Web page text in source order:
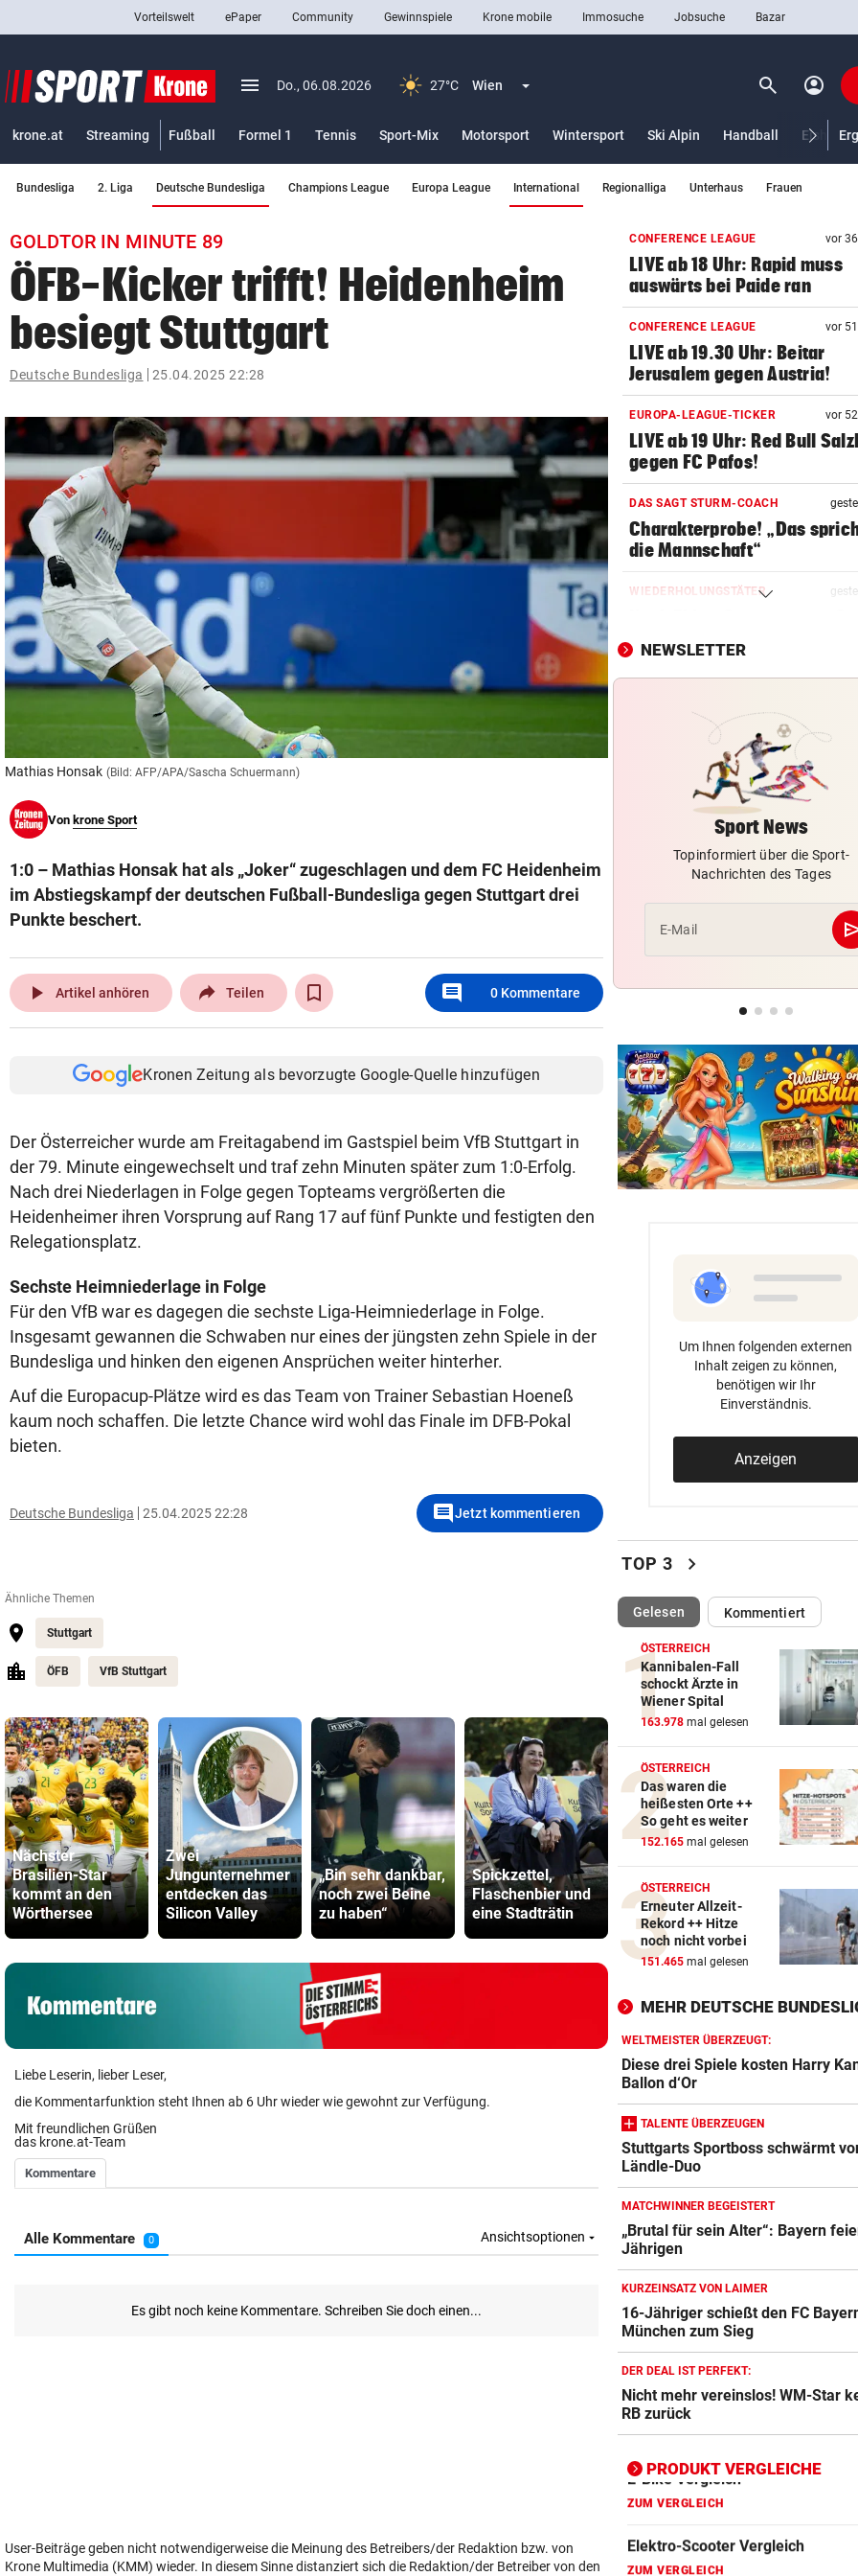
closeSchließen
Abonnieren
bookmark
search
Suchbegriff
eingeben
© Krone Multimedia GmbH & Co KG 2026
Muthgasse 2, 1190 Wien
Vorteilswelt ePaper Community Gewinnspiele Krone mobile Immosuche Jobsuche Bazar
menu Menü aufklappen
Do., 06.08.2026 27°C Wien Menü aufklappen search Suchen
account_circle
krone.at Streaming Fußball Formel 1 Tennis Sport-Mix Motorsport Wintersport Ski Alpin Handball
Bundesliga 2. Liga Deutsche Bundesliga Champions League Europa League International Regionalliga Unterhaus Frauen
GOLDTOR IN MINUTE 89
ÖFB-Kicker trifft! Heidenheim
besiegt Stuttgart
Deutsche Bundesliga 25.04.2025 22:28
Mathias Honsak (Bild: AFP/APA/Sascha Schuermann)
Von krone Sport
1:0 – Mathias Honsak hat als „Joker“ zugeschlagen und dem FC Heidenheim
im Abstiegskampf der deutschen Fußball-Bundesliga gegen Stuttgart drei
Punkte beschert.
play_arrow Artikel anhören Teilen comment 0 Kommentare
Kronen Zeitung als bevorzugte Google-Quelle hinzufügen
Der Österreicher wurde am Freitagabend im Gastspiel beim VfB Stuttgart in
der 79. Minute eingewechselt und traf zehn Minuten später zum 1:0-Erfolg.
Nach drei Niederlagen in Folge gegen Topteams vergrößerten die
Heidenheimer ihren Vorsprung auf Rang 17 auf fünf Punkte und festigten den
Relegationsplatz.
Sechste Heimniederlage in Folge
Für den VfB war es dagegen die sechste Liga-Heimniederlage in Folge.
Insgesamt gewannen die Schwaben nur eines der jüngsten zehn Spiele in der
Bundesliga und hinken den eigenen Ansprüchen weiter hinterher.
Auf die Europacup-Plätze wird es das Team von Trainer Sebastian Hoeneß
kaum noch schaffen. Die letzte Chance wird wohl das Finale im DFB-Pokal
bieten.
Deutsche Bundesliga 25.04.2025 22:28 commentJetzt kommentieren
Ähnliche Themen
Stuttgart
ÖFB VfB Stuttgart
Nächster
Brasilien-Star
kommt an den
Wörthersee
Zwei
Jungunternehmer
entdecken das
Silicon Valley
„Bin sehr dankbar,
noch zwei Beine
zu haben“
Spickzettel,
Flaschenbier und
eine Stadträtin
triumphiert bei
Vorwahl
Gluthitze
Inferno
Liebe Leserin, lieber Leser,
die Kommentarfunktion steht Ihnen ab 6 Uhr wieder wie gewohnt zur Verfügung.
Mit freundlichen Grüßen
das krone.at-Team
User-Beiträge geben nicht notwendigerweise die Meinung des Betreibers/der Redaktion bzw. von
Krone Multimedia (KMM) wieder. In diesem Sinne distanziert sich die Redaktion/der Betreiber von den
CONFERENCE LEAGUE vor
LIVE ab 18 Uhr: Rapid muss
auswärts bei Paide ran
CONFERENCE LEAGUE vor
LIVE ab 19.30 Uhr: Beitar
Jerusalem gegen Austria!
EUROPA-LEAGUE-TICKER vor
LIVE ab 19 Uhr: Red Bull
gegen FC Pafos!
DAS SAGT STURM-COACH
Charakterprobe! „Das
die Mannschaft“
WIEDERHOLUNGSTÄTER
Eto‘o aufgehoben
CHAMPIONS-LEAGUE-QUALI
Istanbul ohne Chance
FRÜCHTL „NEUER ZWEIER“
Red Bull Salzburg hat neuen
Tormann gefunden
BEI RONALDINHO-BESUCH
Nächster Brasilien-Star
den Wörthersee
Premier-League-Klub
Darum spielte Sturm Graz
Brustsponsor
NEWSLETTER
Sport News
Topinformiert über die Sport-
Nachrichten des Tages
E-Mail
Um Ihnen folgenden externen
Inhalt zeigen zu können,
benötigen wir Ihr
Einverständnis.
Anzeigen
TOP 3 chevron_right
Gelesen(ausgewählt)Kommentiert
ÖSTERREICH
Kannibalen-Fall
schockt Ärzte in
Wiener Spital
163.978 mal gelesen
ÖSTERREICH
Das waren die
heißesten Orte ++
So geht es weiter
152.165 mal gelesen
ÖSTERREICH
Erneuter Allzeit-
Rekord ++ Hitze
noch nicht vorbei
151.465 mal gelesen
MEHR DEUTSCHE
WELTMEISTER ÜBERZEUGT:
Diese drei Spiele kosten Harry
Ballon d‘Or
TALENTE ÜBERZEUGEN
Stuttgarts Sportboss schwärmt
Ländle-Duo
MATCHWINNER BEGEISTERT
„Brutal für sein Alter“: Bayern
Jährigen
KURZEINSATZ VON LAIMER
16-Jähriger schießt den FC
München zum Sieg
DER DEAL IST PERFEKT:
Nicht mehr vereinslos! WM-Star
RB zurück
PRODUKT VERGLEICHE
Action-Cam Vergleich
ZUM VERGLEICH
Crosstrainer Vergleich
ZUM VERGLEICH
E-Bike Vergleich
ZUM VERGLEICH
Elektro-Scooter Vergleich
ZUM VERGLEICH
Ergometer Vergleich
ZUM VERGLEICH
Fahrrad Test
Fahrradanhänger Vergleich